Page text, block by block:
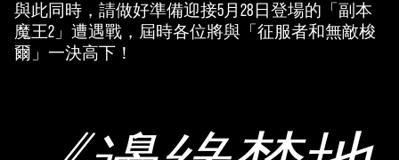
與此同時，請做好準備迎接5月28日登場的「副本
魔王2」遭遇戰，屆時各位將與「征服者和無敵梭
爾」一決高下！